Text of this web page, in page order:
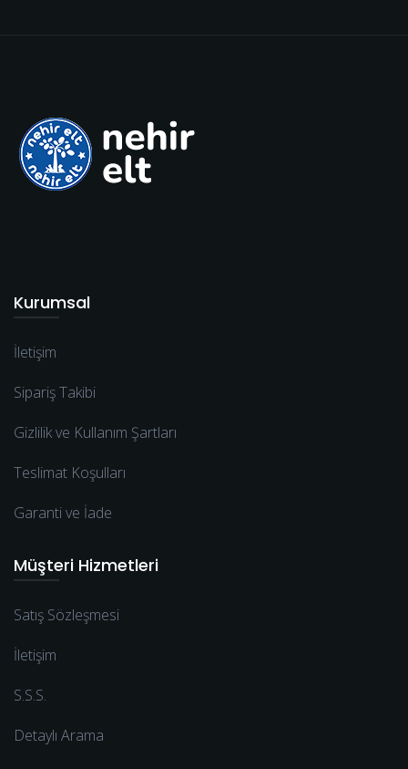
Kurumsal
İletişim
Sipariş Takibi
Gizlilik ve Kullanım Şartları
Teslimat Koşulları
Garanti ve İade
Müşteri Hizmetleri
Satış Sözleşmesi
İletişim
S.S.S.
Detaylı Arama